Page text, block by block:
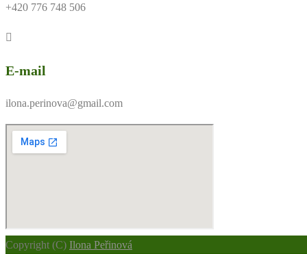
+420 776 748 506
E-mail
ilona.perinova@gmail.com
Copyright (C) Ilona Peřinová